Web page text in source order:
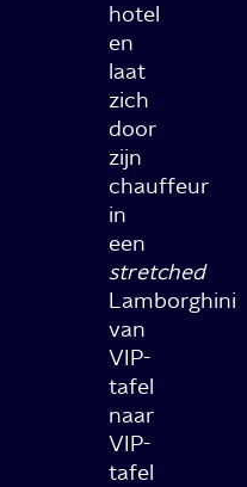
hotel
en
laat
zich
door
zijn
chauffeur
in
een
stretched
Lamborghini
van
VIP-
tafel
naar
VIP-
tafel